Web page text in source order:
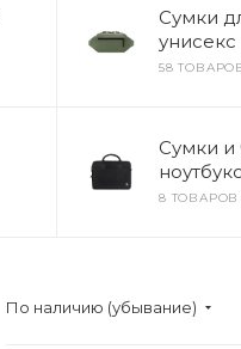
Сумки
унисекс
58
Сумки и
8 ТОВАРОВ
По наличию (убывание)